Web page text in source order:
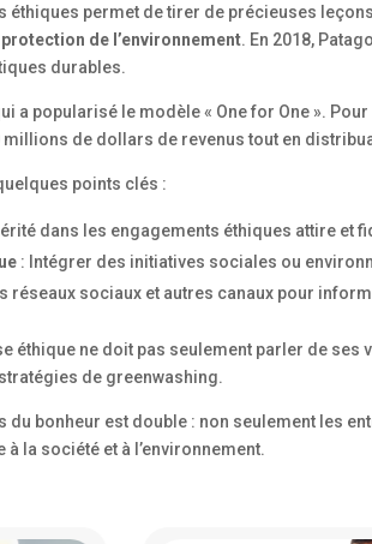
éthiques permet de tirer de précieuses
protection de l’environnement. En 2018,
durables.
a popularisé le modèle « One for One ».
millions de dollars de revenus tout en
points clés :
dans les engagements éthiques attire et
: Intégrer des initiatives sociales ou
réseaux sociaux et autres canaux pour
éthique ne doit pas seulement parler de
de greenwashing.
du bonheur est double : non seulement les
la société et à l’environnement.